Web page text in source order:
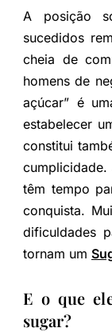
A posição
sucedidos
cheia de
homens de
açúcar” é
estabelecer
constitui
têm tempo
conquista.
dificuldades
tornam um
E o que
sugar?